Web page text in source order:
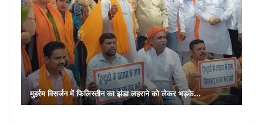
मुहर्रम विसर्जन में फिलिस्तीन का झंडा लहराने को लेकर भड़के…